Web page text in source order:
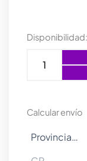
Disponibilidad:
WEBCAM
TEZA
Calcular envío